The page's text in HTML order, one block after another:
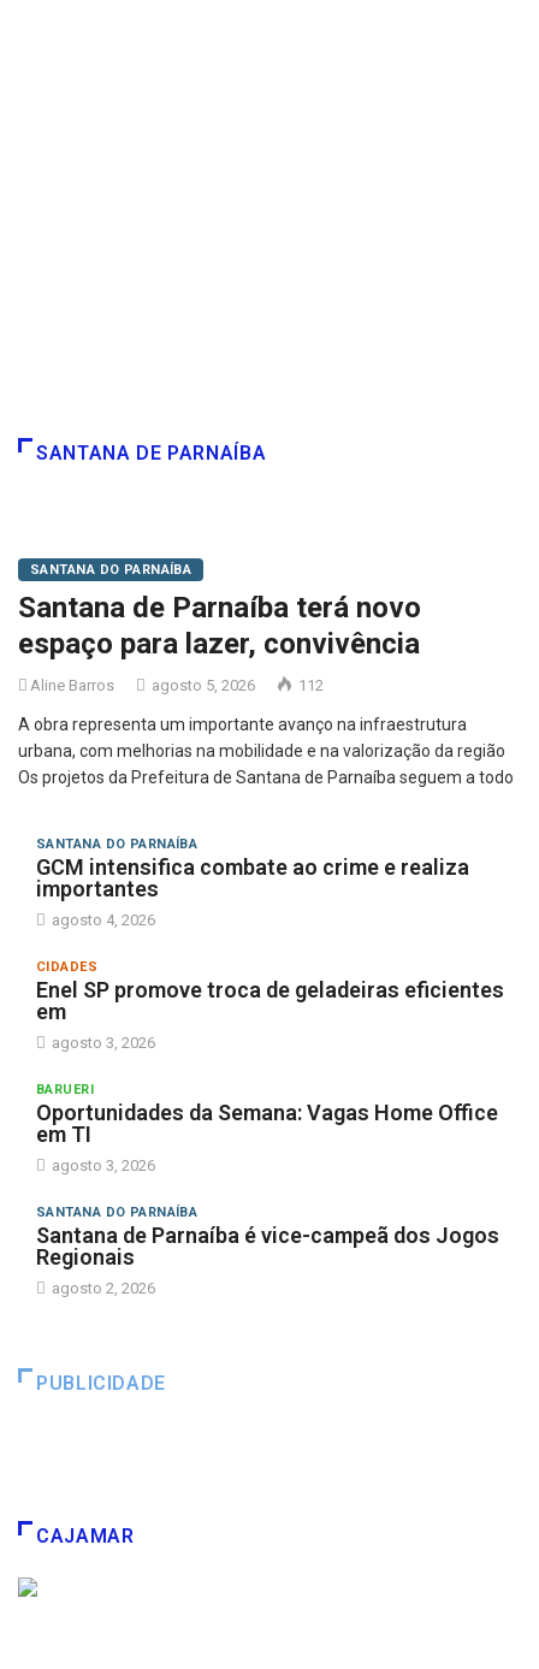
SANTANA DE PARNAÍBA
SANTANA DO PARNAÍBA
Santana de Parnaíba terá novo
espaço para lazer, convivência
Aline Barros agosto 5, 2026 112
A obra representa um importante avanço na infraestrutura
urbana, com melhorias na mobilidade e na valorização da região
Os projetos da Prefeitura de Santana de Parnaíba seguem a todo
SANTANA DO PARNAÍBA
GCM intensifica combate ao crime e realiza
importantes
agosto 4, 2026
CIDADES
Enel SP promove troca de geladeiras eficientes
em
agosto 3, 2026
BARUERI
Oportunidades da Semana: Vagas Home Office
em TI
agosto 3, 2026
SANTANA DO PARNAÍBA
Santana de Parnaíba é vice-campeã dos Jogos
Regionais
agosto 2, 2026
PUBLICIDADE
CAJAMAR